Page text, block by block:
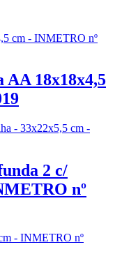
AA 18x18x4,5
2 c/
nº